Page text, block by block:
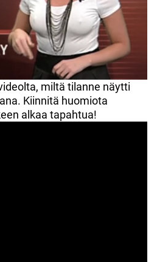
miltä tilanne näytti
Kiinnitä huomiota
alkaa tapahtua!